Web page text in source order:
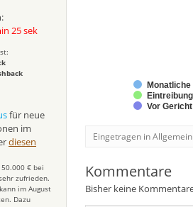
Vor
Eingetragen in Allgemein
Kommentare
Bisher keine
24 sek
für neue
im
diesen
€ bei
zufrieden.
im August
Dazu